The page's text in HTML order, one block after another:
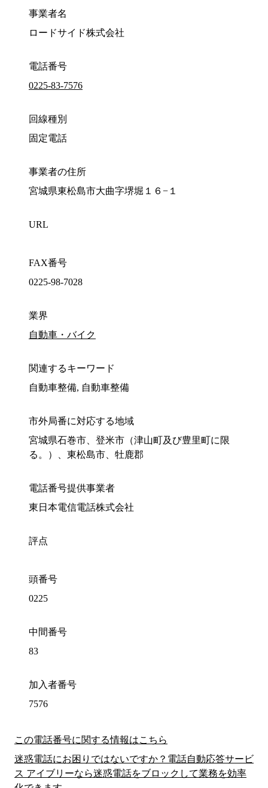
事業者名
ロードサイド株式会社
電話番号
0225-83-7576
回線種別
固定電話
事業者の住所
宮城県東松島市大曲字堺堀１６−１
URL
FAX番号
0225-98-7028
業界
自動車・バイク
関連するキーワード
自動車整備, 自動車整備
市外局番に対応する地域
宮城県石巻市、登米市（津山町及び豊里町に限
る。）、東松島市、牡鹿郡
電話番号提供事業者
東日本電信電話株式会社
評点
頭番号
0225
中間番号
83
加入者番号
7576
この電話番号に関する情報はこちら
迷惑電話にお困りではないですか？電話自動応答サービ
ス アイブリーなら迷惑電話をブロックして業務を効率